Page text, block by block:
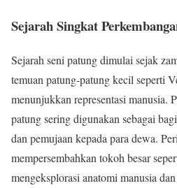
Sejarah Singkat
Sejarah seni patung dimulai sejak
temuan patung-patung kecil seperti
menunjukkan representasi manusia.
patung sering digunakan sebagai
dan pemujaan kepada para dewa.
mempersembahkan tokoh besar
mengeksplorasi anatomi manusia